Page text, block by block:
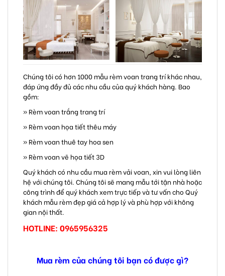
Chúng tôi có hơn 1000 mẫu rèm voan trang trí khác nhau,
đáp ứng đầy đủ các nhu cầu của quý khách hàng. Bao
gồm:
» Rèm voan trắng trang trí
» Rèm voan họa tiết thêu máy
» Rèm voan thuê tay hoa sen
» Rèm voan vẽ họa tiết 3D
Quý khách có nhu cầu mua rèm vải voan, xin vui lòng liên
hệ với chúng tôi. Chúng tôi sẽ mang mẫu tới tận nhà hoặc
công trình để quý khách xem trực tiếp và tư vấn cho Quý
khách mẫu rèm đẹp giá cả hợp lý và phù hợp với không
gian nội thất.
HOTLINE: 0965956325
Mua rèm của chúng tôi bạn có được gì?